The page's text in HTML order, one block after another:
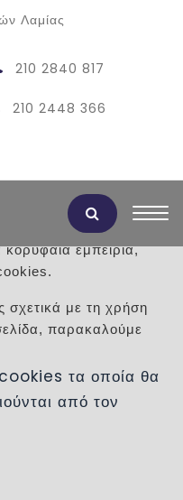
Λαμίας
210 2840 817
210 2448 366
ΨΗΣΤΑΡΙΕΣ
εμπειρία,
σχετικά με τη χρήση
παρακαλούμε
τα οποία θα
από τον